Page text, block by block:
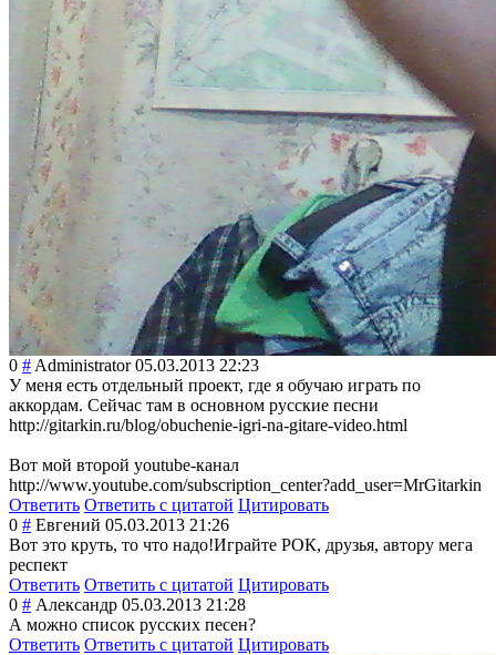
0 # Administrator 05.03.2013 22:23
У меня есть отдельный проект, где я обучаю играть по
аккордам. Сейчас там в основном русские песни
http://gitarkin.ru/blog/obuchenie-igri-na-gitare-video.html
Вот мой второй youtube-канал
http://www.youtube.com/subscription_center?add_user=MrGitarkin
Ответить Ответить с цитатой Цитировать
0 # Евгений 05.03.2013 21:26
Вот это круть, то что надо!Играйте РОК, друзья, автору мега
респект
Ответить Ответить с цитатой Цитировать
0 # Александр 05.03.2013 21:28
А можно список русских песен?
Ответить Ответить с цитатой Цитировать